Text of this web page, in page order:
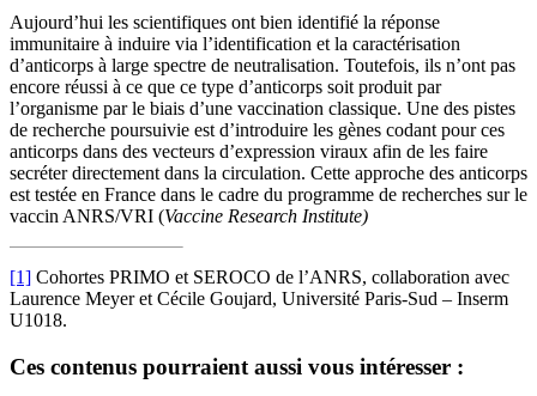
Aujourd’hui les scientifiques ont bien identifié la réponse
immunitaire à induire via l’identification et la caractérisation
d’anticorps à large spectre de neutralisation. Toutefois, ils n’ont pas
encore réussi à ce que ce type d’anticorps soit produit par
l’organisme par le biais d’une vaccination classique. Une des pistes
de recherche poursuivie est d’introduire les gènes codant pour ces
anticorps dans des vecteurs d’expression viraux afin de les faire
secréter directement dans la circulation. Cette approche des anticorps
est testée en France dans le cadre du programme de recherches sur le
vaccin ANRS/VRI (Vaccine Research Institute)
[1] Cohortes PRIMO et SEROCO de l’ANRS, collaboration avec
Laurence Meyer et Cécile Goujard, Université Paris-Sud – Inserm
U1018.
Ces contenus pourraient aussi vous intéresser :